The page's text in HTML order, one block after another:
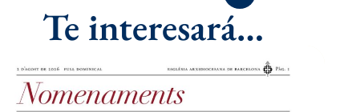
Te interesará…